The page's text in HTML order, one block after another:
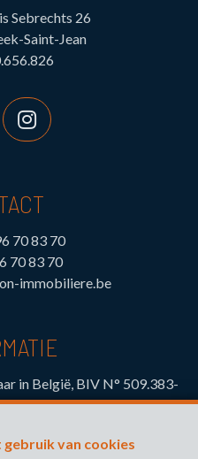
van cookies
Sebrechts 26
Saint-Jean
70 83 70
70 83 70
immobiliere.be
in België, BIV N° 509.383-
: Beroepinstituut van
-www.biv.be-